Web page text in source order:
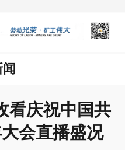
看庆祝中国共
会直播盛况